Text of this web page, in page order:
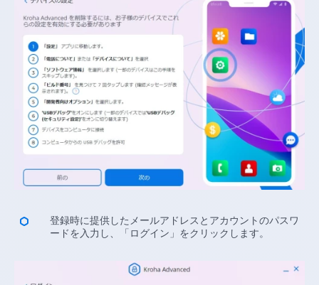
登録時に提供したメールアドレスとアカウントのパスワ
ードを入力し、「ログイン」をクリックします。